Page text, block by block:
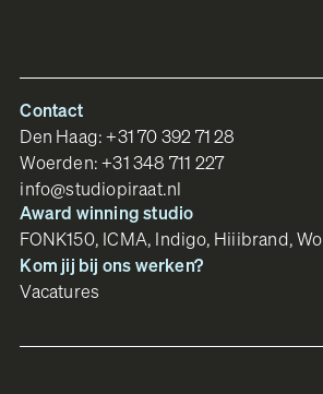
Contact
Den Haag:+31 70 392 71 28
Woerden:+31 348 711 227
info@studiopiraat.nl
Award winning studio
FONK150, ICMA, Indigo, Hiiibrand,
Kom jij bij ons werken?
Vacatures